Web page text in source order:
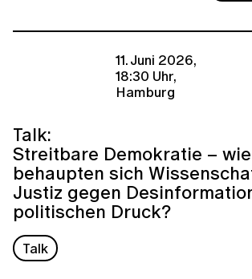
11. Juni 2026,
18:30 Uhr,
Hamburg
Talk:
Streitbare Demokratie – wie
behaupten sich
Justiz gegen
politischen Druck?
Talk